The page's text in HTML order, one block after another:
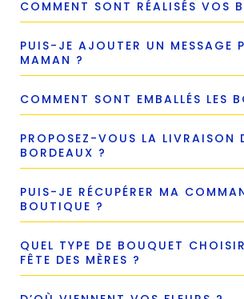
COMMENT SONT RÉALISÉS VOS
PUIS-JE AJOUTER UN MESSAGE
MAMAN ?
COMMENT SONT EMBALLÉS LES
PROPOSEZ-VOUS LA LIVRAISON
BORDEAUX ?
PUIS-JE RÉCUPÉRER MA
BOUTIQUE ?
QUEL TYPE DE BOUQUET
FÊTE DES MÈRES ?